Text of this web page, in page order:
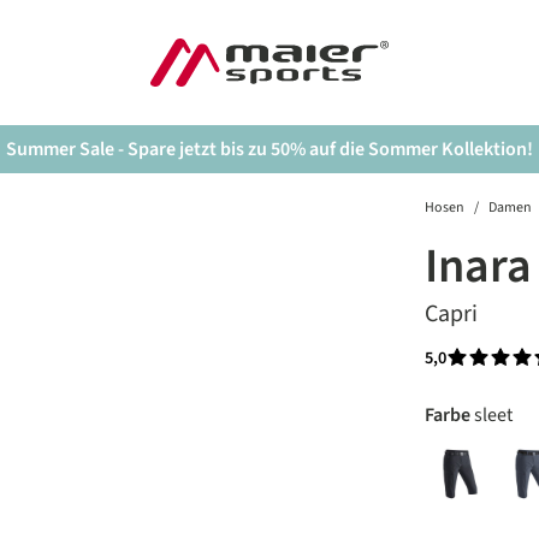
Summer Sale - Spare jetzt bis zu 50% auf die Sommer Kollektion!
Hosen / Damen
Capri
5,0
Farbesleet
black